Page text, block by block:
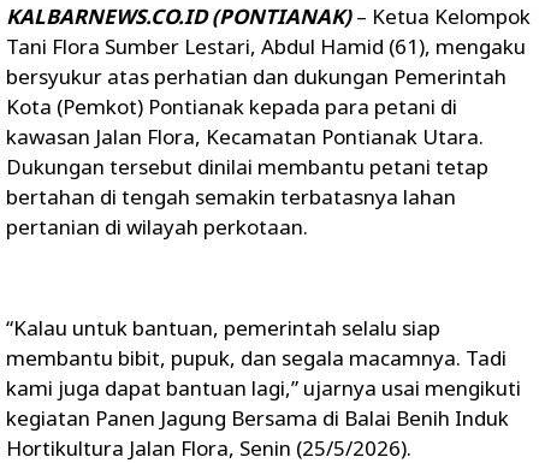
KALBARNEWS.CO.ID (PONTIANAK)– Ketua Kelompok
Tani Flora Sumber Lestari, Abdul Hamid (61), mengaku
bersyukur atas perhatian dan dukungan Pemerintah
Kota (Pemkot) Pontianak kepada para petani di
kawasan Jalan Flora, Kecamatan Pontianak Utara.
Dukungan tersebut dinilai membantu petani tetap
bertahan di tengah semakin terbatasnya lahan
pertanian di wilayah perkotaan.
“Kalau untuk bantuan, pemerintah selalu siap
membantu bibit, pupuk, dan segala macamnya. Tadi
kami juga dapat bantuan lagi,” ujarnya usai mengikuti
kegiatan Panen Jagung Bersama di Balai Benih Induk
Hortikultura Jalan Flora, Senin (25/5/2026).